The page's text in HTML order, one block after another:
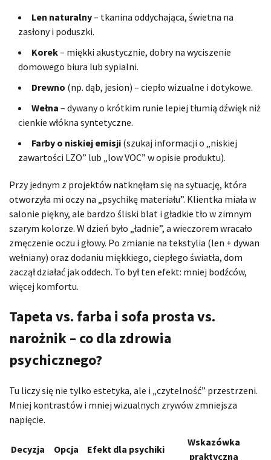
Len naturalny– tkanina oddychająca, świetna na
zasłony i poduszki.
Korek– miękki akustycznie, dobry na wyciszenie
domowego biura lub sypialni.
Drewno (np. dąb, jesion) – ciepło wizualne i dotykowe.
Wełna – dywany o krótkim runie lepiej tłumią dźwięk niż
cienkie włókna syntetyczne.
Farby o niskiej emisji (szukaj informacji o „niskiej
zawartości LZO” lub „low VOC” w opisie produktu).
Przy jednym z projektów natknęłam się na sytuację, która
otworzyła mi oczy na „psychikę materiału”. Klientka miała w
salonie piękny, ale bardzo śliski blat i gładkie tło w zimnym
szarym kolorze. W dzień było „ładnie”, a wieczorem wracało
zmęczenie oczu i głowy. Po zmianie na tekstylia (len + dywan
wełniany) oraz dodaniu miękkiego, ciepłego światła, dom
zaczął działać jak oddech. To był ten efekt: mniej bodźców,
więcej komfortu.
Tapeta vs. farba i sofa prosta vs.
narożnik – co dla zdrowia
psychicznego?
Tu liczy się nie tylko estetyka, ale i „czytelność” przestrzeni.
Mniej kontrastów i mniej wizualnych zrywów zmniejsza
napięcie.
Decyzja Opcja Efekt dla psychiki
Wskazówka
praktyczna